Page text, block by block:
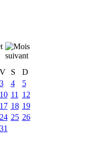
V S
D
3 4
5
10 11
12
17 18 19
24 25 26
31